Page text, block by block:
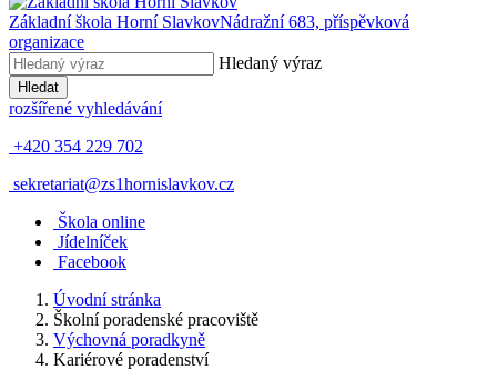
Základní škola Horní SlavkovNádražní 683, příspěvková
organizace
Hledaný výraz
Hledat
rozšířené vyhledávání
+420 354 229 702
sekretariat@zs1hornislavkov.cz
Škola online
Jídelníček
Facebook
Úvodní stránka
Školní poradenské pracoviště
Výchovná poradkyně
Kariérové poradenství